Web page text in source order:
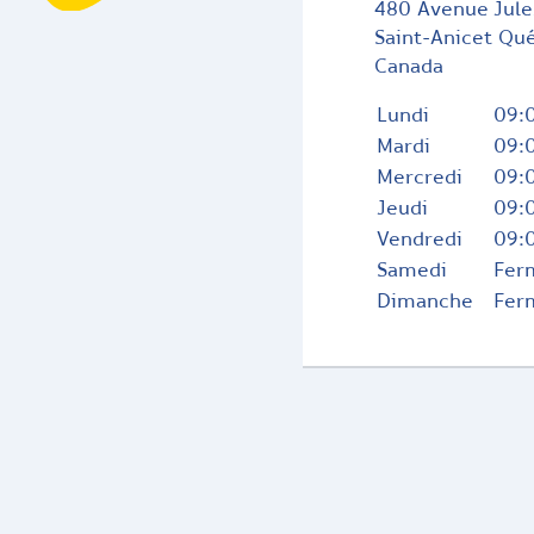
480 Avenue
Saint-Anicet
Canada
Lundi
Mardi
Mercredi
Jeudi
Vendredi
Samedi
Dimanche